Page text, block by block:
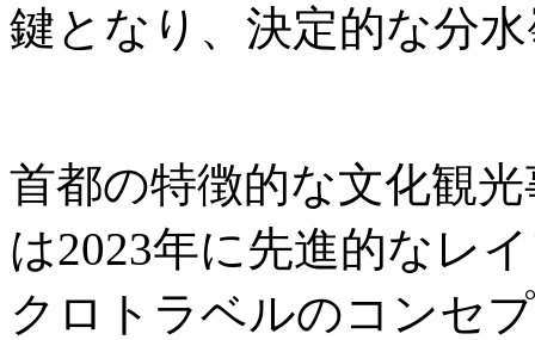
鍵となり、決定的な分
首都の特徴的な文化観
は2023年に先進的なレ
クロトラベルのコンセ